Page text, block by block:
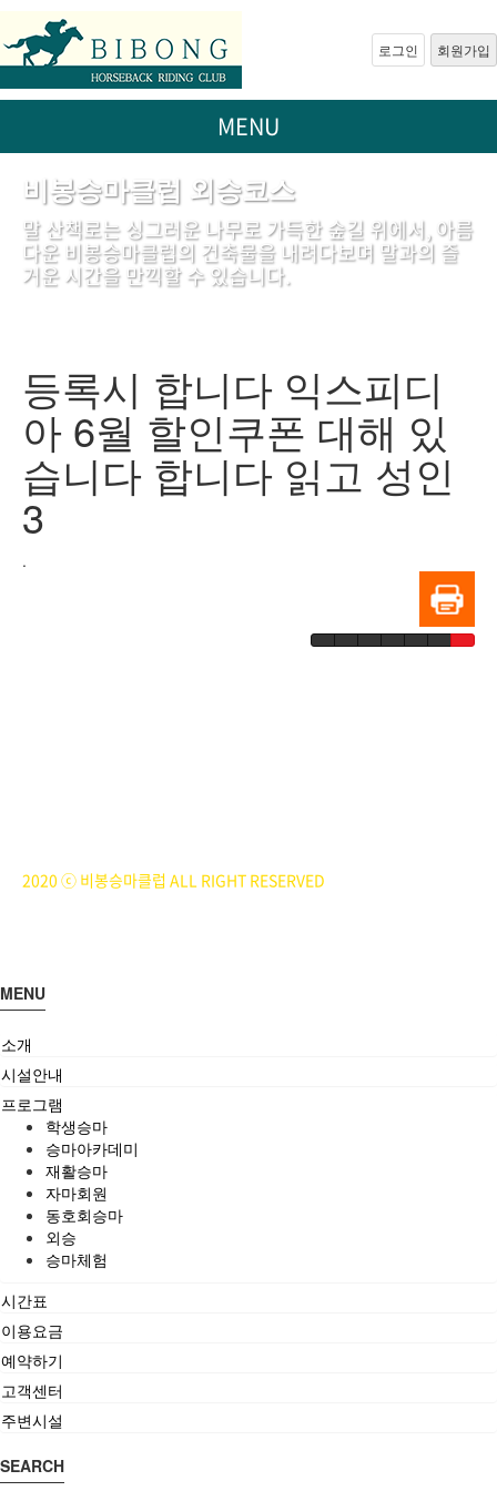
로그인 회원가입
MENU
비봉승마클럽 외승코스
말 산책로는 싱그러운 나무로 가득한 숲길 위에서, 아름
다운 비봉승마클럽의 건축물을 내려다보며 말과의 즐
거운 시간을 만끽할 수 있습니다.
등록시 합니다 익스피디
아 6월 할인쿠폰 대해 있
습니다 합니다 읽고 성인
3
.
2020 ⓒ 비봉승마클럽 ALL RIGHT RESERVED
MENU
소개
시설안내
프로그램
학생승마
승마아카데미
재활승마
자마회원
동호회승마
외승
승마체험
시간표
이용요금
예약하기
고객센터
주변시설
SEARCH